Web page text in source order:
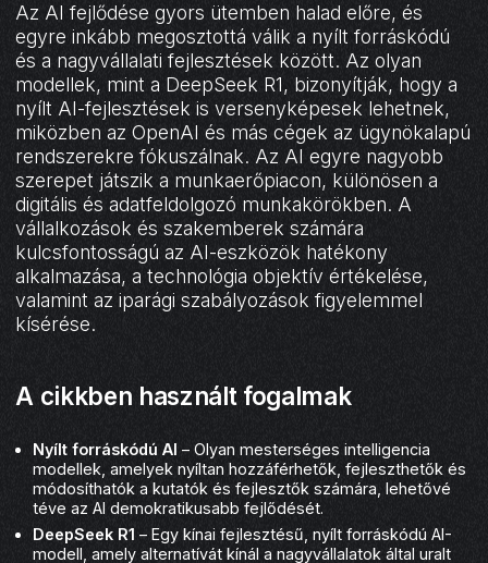
Az AI fejlődése gyors ütemben halad előre, és
egyre inkább megosztottá válik a nyílt forráskódú
és a nagyvállalati fejlesztések között. Az olyan
modellek, mint a DeepSeek R1, bizonyítják, hogy a
nyílt AI-fejlesztések is versenyképesek lehetnek,
miközben az OpenAI és más cégek az ügynökalapú
rendszerekre fókuszálnak. Az AI egyre nagyobb
szerepet játszik a munkaerőpiacon, különösen a
digitális és adatfeldolgozó munkakörökben. A
vállalkozások és szakemberek számára
kulcsfontosságú az AI-eszközök hatékony
alkalmazása, a technológia objektív értékelése,
valamint az iparági szabályozások figyelemmel
kísérése.
A cikkben használt fogalmak
Nyílt forráskódú AI – Olyan mesterséges intelligencia
modellek, amelyek nyíltan hozzáférhetők, fejleszthetők és
módosíthatók a kutatók és fejlesztők számára, lehetővé
téve az AI demokratikusabb fejlődését.
DeepSeek R1 – Egy kínai fejlesztésű, nyílt forráskódú AI-
modell, amely alternatívát kínál a nagyvállalatok által uralt